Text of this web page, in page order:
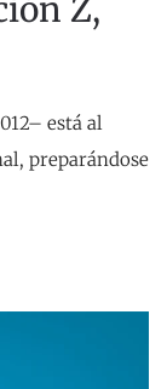
Z,
está al
preparándose